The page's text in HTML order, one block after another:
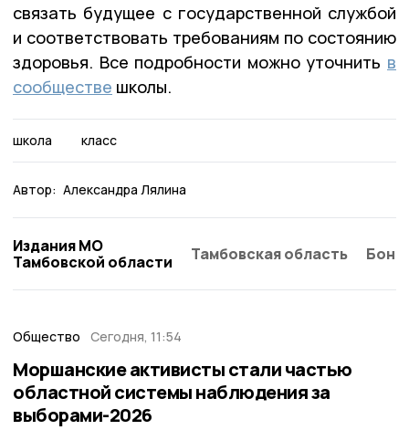
связать будущее с государственной службой
и соответствовать требованиям по состоянию
здоровья. Все подробности можно уточнить в
сообществе школы.
школа класс
Автор: Александра Лялина
Издания МО
Тамбовской области
Тамбовская область
Общество Сегодня, 11:54
Моршанские активисты стали частью
областной системы наблюдения за
выборами-2026